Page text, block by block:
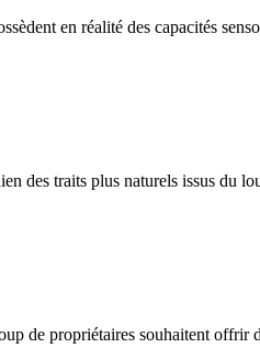
en réalité des capacités
des traits plus naturels issus du
de propriétaires souhaitent offrir